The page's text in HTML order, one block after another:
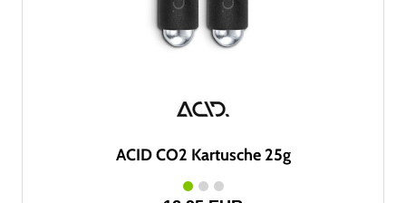
ACID CO2 Kartusche 25g